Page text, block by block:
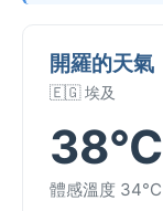
開羅的天氣
🇪🇬 埃及
38°C
體感溫度 34°C